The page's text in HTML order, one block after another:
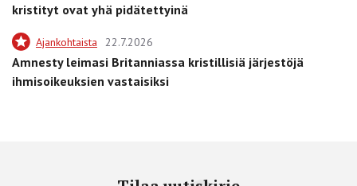
kristityt ovat yhä pidätettyinä
Ajankohtaista 22.7.2026
Amnesty leimasi Britanniassa kristillisiä järjestöjä
ihmisoikeuksien vastaisiksi